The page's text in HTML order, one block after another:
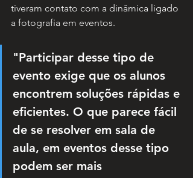
tiveram contato com a dinâmica ligado
a fotografia em eventos.
"Participar desse tipo de
evento exige que os alunos
encontrem soluções rápidas e
eficientes. O que parece fácil
de se resolver em sala de
aula, em eventos desse tipo
podem ser mais